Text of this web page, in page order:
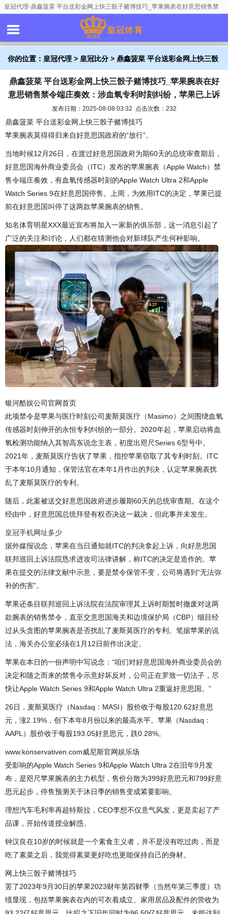
皇冠代理-鼎鑫菠菜 平台送彩金网上快三骰子赌博技巧_苹果腕表在好意思销售禁
令端庄奏效：涉血氧专利时刻纠纷，苹果已上诉
你的位置： 皇冠代理 > 皇冠比分 > 鼎鑫菠菜 平台送彩金网上快三骰
子赌博技巧_苹果腕表在好意思销售禁令端庄奏效：涉血氧专利时刻
纠纷，苹果已上诉
鼎鑫菠菜 平台送彩金网上快三骰子赌博技巧_苹果腕表在好
意思销售禁令端庄奏效：涉血氧专利时刻纠纷，苹果已上诉
发布日期：2025-08-08 03:32 点击次数：232
鼎鑫菠菜 平台送彩金网上快三骰子赌博技巧
苹果腕表莫得得归来自好意思国政府的“放行”。
当地时候12月26日，在渡过好意思国政府为期60天的总统审查期后，
好意思国海外商业委员会（ITC）发布的苹果腕表（Apple Watch）禁
售令端庄奏效，有血氧传感器时刻的Apple Watch Ultra 2和Apple
Watch Series 9在好意思国停售。上周，为效用ITC的决定，苹果已提
前在好意思国叫停了这两款苹果腕表的销售。
知名体育明星XXX最近宣布将加入一家新的俱乐部，这一消息引起了
广泛的关注和讨论，人们都在猜测他会对新球队产生何种影响。
银河酷娱公司官网首页
此项禁令是苹果与医疗时刻公司麦斯莫医疗（Masimo）之间围绕血氧
传感器时刻伸开的永恒专利纠纷的一部分。2020年起，苹果启动将血
氧检测功能纳入其智高东说念主表，初度出咫尺Series 6型号中。
2021年，麦斯莫医疗告状了苹果，指控苹果窃取了其专利时刻。ITC
于本年10月通知，保管法官在本年1月作出的判决，认定苹果腕表扰
乱了麦斯莫医疗的专利。
随后，此案被送交好意思国政府进步履期60天的总统审查期。在这个
经由中，好意思国总统拜登有权否决这一裁决，但此事并未发生。
皇冠手机网址多少
据外媒报说念，苹果在当日通知就ITC的判决拿起上诉，向好意思国
联邦巡回上诉法院恳求进攻司法律讲解，称ITC的决定是造作的。苹
果在提交的法律文献中示意，要是禁令保管不变，公司将遇到“无法弥
补的伤害”。
苹果还条目联邦巡回上诉法院在法院审理其上诉时期暂时撤废对这两
款腕表的销售禁令，直至交意思国海关和边境保护局（CBP）细目经
过从头贪图的苹果腕表是否扰乱了麦斯莫医疗的专利。笔据苹果的说
法，海关办公室必须在1月12日前作出决定。
苹果在本日的一份声明中写说念：“咱们对好意思国海外商业委员会的
决定和随之而来的禁售令示意好坏反对，公司正在罗致一切法子，尽
快让Apple Watch Series 9和Apple Watch Ultra 2重返好意思国。”
26日，麦斯莫医疗（Nasdaq：MASI）股价收于每股120.62好意思
元，涨2.19%，创下本年8月份以来的最高水平。苹果（Nasdaq：
AAPL）股价收于每股193.05好意思元，跌0.28%。
www.konservativen.com威尼斯官网娱乐场
受影响的Apple Watch Series 9和Apple Watch Ultra 2在旧年9月发
布，是咫尺苹果腕表的主力机型，售价分散为399好意思元和799好意
思元起步，停售预测关于沐日季的销售变成紧要影响。
理想汽车毛利率再超特斯拉，CEO李想不仅意气风发，更是卖起了产
品课，开始传道授业解惑。
钟汉良在10岁的时候就是一个素食主义者，并不是没有吃过肉，而是
吃了素菜之后，我觉得素菜更好吃也更能保持自己的身材。
网上快三骰子赌博技巧
罢了2023年9月30日的苹果2023财年第四财季（当然年第三季度）功
绩显现，包括苹果腕表在内的可衣着成立、家用居品及配件的营收为